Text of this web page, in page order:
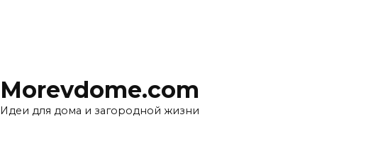
Morevdome.com
Идеи для дома и загородной жизни